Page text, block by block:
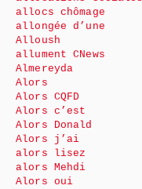
allocs chômage
allongée d’une
Alloush
allument CNews
Almereyda
Alors
Alors CQFD
Alors c’est
Alors Donald
Alors j’ai
alors lisez
alors Mehdi
Alors oui